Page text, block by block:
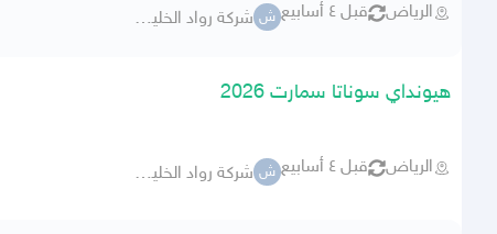
الرياض قبل ٤ أسابيع ش شركة رواد الخليج للسيارات
هيونداي سوناتا سمارت 2026
الرياض قبل ٤ أسابيع ش شركة رواد الخليج للسيارات